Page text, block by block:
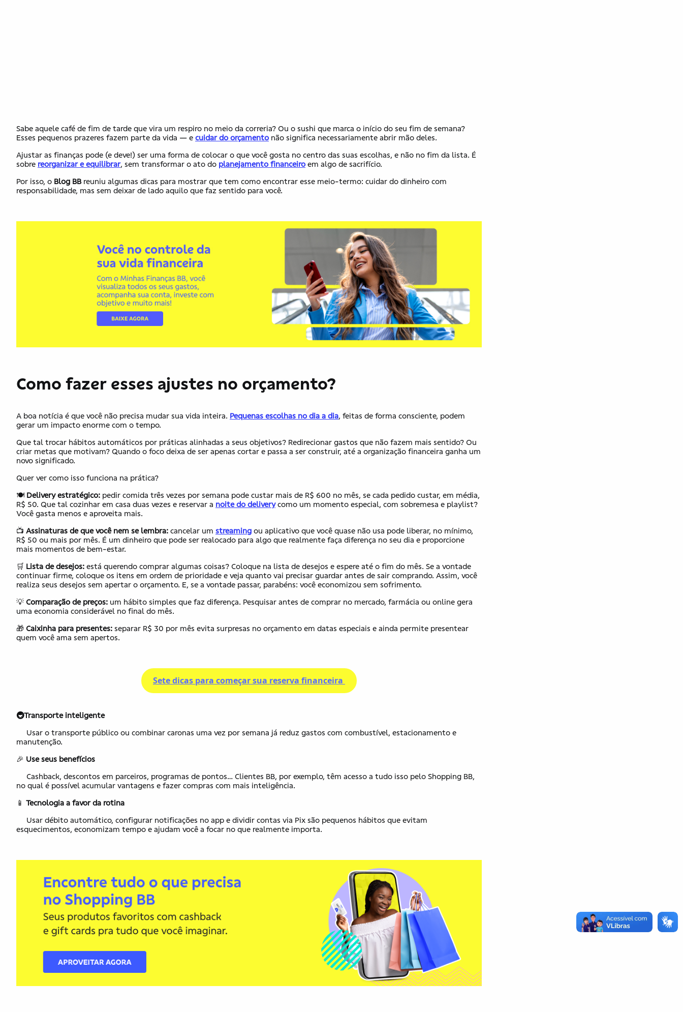
Sabe aquele café de fim de tarde que vira um respiro no meio da correria? Ou o sushi que marca o início do seu fim de semana?
Esses pequenos prazeres fazem parte da vida — e cuidar do orçamentonão significa necessariamente abrir mão deles.
Ajustar as finanças pode (e deve!) ser uma forma de colocar o que você gosta no centro das suas escolhas, e não no fim da lista. É
sobre reorganizar e equilibrar, sem transformar o ato do planejamento financeiroem algo de sacrifício.
Por isso, o Blog BBreuniu algumas dicas para mostrar que tem como encontrar esse meio-termo: cuidar do dinheiro com
responsabilidade, mas sem deixar de lado aquilo que faz sentido para você.
Como fazer esses ajustes no orçamento?
A boa notícia é que você não precisa mudar sua vida inteira. Pequenas escolhas no dia a dia, feitas de forma consciente, podem
gerar um impacto enorme com o tempo.
Que tal trocar hábitos automáticos por práticas alinhadas a seus objetivos? Redirecionar gastos que não fazem mais sentido? Ou
criar metas que motivam? Quando o foco deixa de ser apenas cortar e passa a ser construir, até a organização financeira ganha um
novo significado.
Quer ver como isso funciona na prática?
🍽️ Delivery estratégico: pedir comida três vezes por semana pode custar mais de R$ 600 no mês, se cada pedido custar​,​ em média​,​
R$ 50. Que tal cozinhar em casa duas vezes e reservar a noite do deliverycomo um momento especial, com sobremesa e playlist?
Você gasta menos e aproveita mais.
📺 Assinaturas deque você nem se lembra: cancelar um streaming ou aplicativo que você quase não usa pode liberar, no mínimo,
R$ 50 ou mais por mês. É um dinheiro que pode ser realocado para algo que realmente faça diferença no seu dia e proporcione
mais momentos de bem-estar.
🛒 Lista de desejos: está querendo comprar algumas coisas? Coloque na lista de desejos e espere até o fim do mês. Se a vontade
continuar firme, coloque os itens em ordem de prioridade e veja quanto vai precisar guardar antes de sair comprando. Assim, você
realiza seus desejos sem apertar o orçamento. E, se a vontade passar, parabéns: você economizou sem sofrimento.
💡 Comparação de preços: um hábito simples que faz diferença. Pesquisar antes de comprar no mercado, farmácia ou online gera
uma economia considerável no final do mês.
🎁 Caixinha para presentes: separar R$ 30 por mês evita surpresas no orçamento em datas especiais e ainda permite presentear
quem você ama sem apertos.
Sete dicas para começar sua reserva financeira
🚇Transporte inteligente​ ​
​​ ​​U​sar​ o​ transporte público ou combinar caronas uma vez por semana já reduz gastos com combustível, estacionamento e
manutenção.
​​🎉 Use seus benefícios
​​ ​​C​ashback, descontos em parceiros, programas de pontos… Clientes BB, por exemplo, têm acesso a tudo isso ​pelo​ Shopping BB, ​
no qual​ é possível acumular vantagens e fazer compras com mais inteligência.
​​📱 Tecnologia a favor da rotina
​​ ​​U​sar débito automático, configurar notificações no app e dividir contas via Pix são pequenos hábitos que evitam
esquecimentos, economizam tempo e ajudam você a focar no que realmente importa.